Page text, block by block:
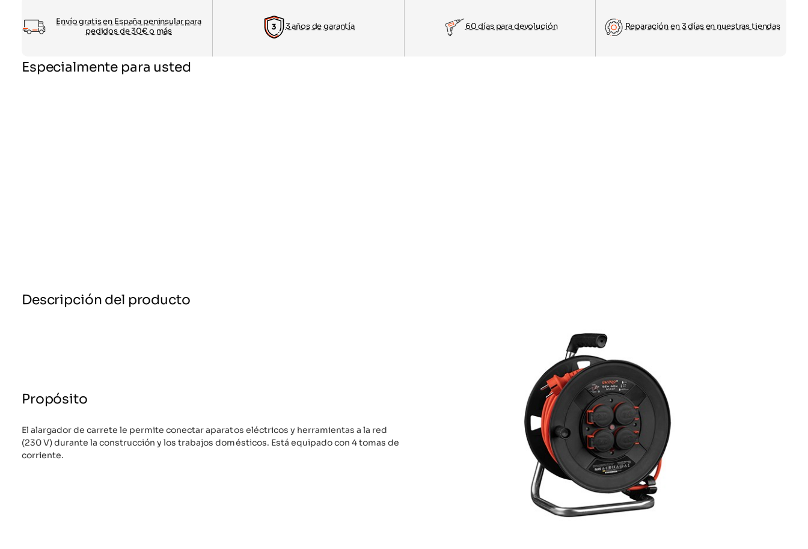
Envío gratis en España peninsular para
pedidos de 30€ o más
3 años de garantía 60 días para devolución Reparación en 3 días en nuestras tiendas
Especialmente para usted
Descripción del producto
Propósito
El alargador de carrete le permite conectar aparatos eléctricos y herramientas a la red
(230 V) durante la construcción y los trabajos domésticos. Está equipado con 4 tomas de
corriente.